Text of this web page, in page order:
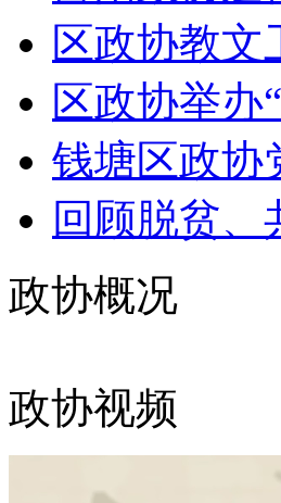
区政协教文
区政协举办
钱塘区政协
回顾脱贫
政协概况
政协视频